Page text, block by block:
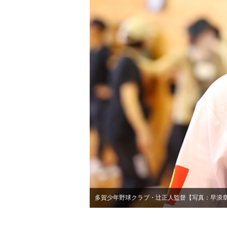
多賀少年野球クラブ・辻正人監督【写真：早浪